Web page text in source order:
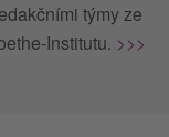
týmy ze
Institutu. >>>